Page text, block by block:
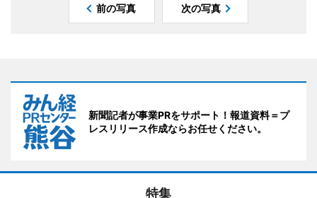
前の写真 次の写真
新聞記者が事業PRをサポート！報道資料＝プ
レスリリース作成ならお任せください。
特集